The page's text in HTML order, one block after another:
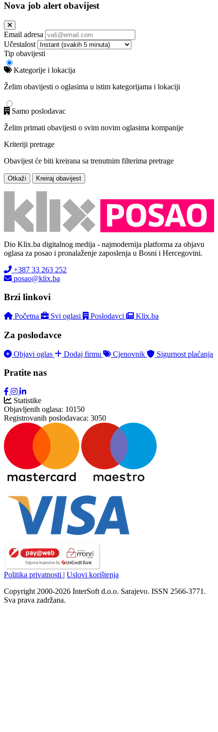
Nova job alert obavijest
Email adresa
Učestalost
Tip obavijesti
Kategorije i lokacija
Želim obavijesti o oglasima u istim kategorijama i lokaciji
Samo poslodavac
Želim primati obavijesti o svim novim oglasima kompanije
Kriteriji pretrage
Obavijest će biti kreirana sa trenutnim filterima pretrage
Otkaži Kreiraj obavijest
Dio Klix.ba digitalnog medija - najmodernija platforma za objavu
oglasa za posao i pronalaženje zaposlenja u Bosni i Hercegovini.
+387 33 263 252
posao@klix.ba
Brzi linkovi
Početna Svi oglasi Poslodavci Klix.ba
Za poslodavce
Objavi oglas Dodaj firmu Cjenovnik Sigurnost plaćanja
Pratite nas
Statistike
Objavljenih oglasa: 10150
Registrovanih poslodavaca: 3050
Politika privatnosti | Uslovi korištenja
Copyright 2000-2026 InterSoft d.o.o. Sarajevo. ISSN 2566-3771.
Sva prava zadržana.